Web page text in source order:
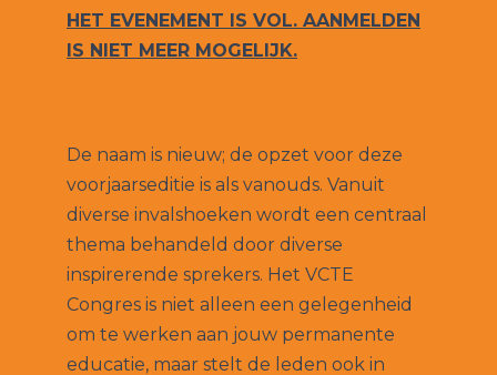
HET EVENEMENT IS VOL. AANMELDEN
IS NIET MEER MOGELIJK.
De naam is nieuw; de opzet voor deze
voorjaarseditie is als vanouds. Vanuit
diverse invalshoeken wordt een centraal
thema behandeld door diverse
inspirerende sprekers. Het VCTE
Congres is niet alleen een gelegenheid
om te werken aan jouw permanente
educatie, maar stelt de leden ook in